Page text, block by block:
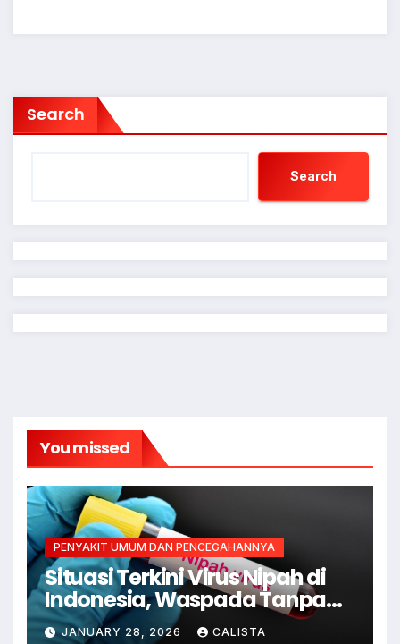
Search
Search
You missed
PENYAKIT UMUM DAN PENCEGAHANNYA
Situasi Terkini Virus Nipah di
Indonesia, Waspada Tanpa
Kepanikan
JANUARY 28, 2026 CALISTA